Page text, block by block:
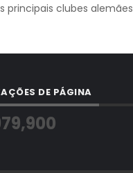
principais clubes alemães
DE PÁGINA